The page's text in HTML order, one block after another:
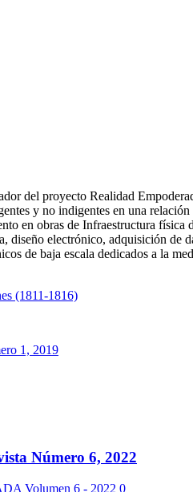
del proyecto Realidad
y no indigentes en una
en obras de Infraestructura
diseño electrónico, adquisición
de baja escala dedicados a la
(1811-1816)
1, 2019
Número 6, 2022
Volumen 6 - 2022 0